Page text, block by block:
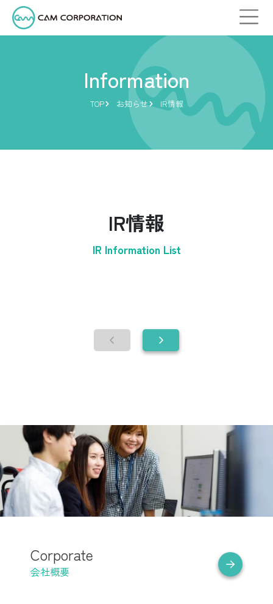
Information
TOP お知らせ IR情報
IR情報
IR Information List
Corporate
会社概要